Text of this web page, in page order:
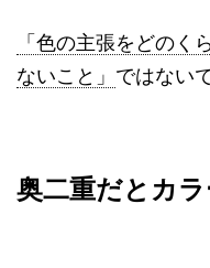
「色の主張をどのく
ないこと」 ではない
奥二重だとカ